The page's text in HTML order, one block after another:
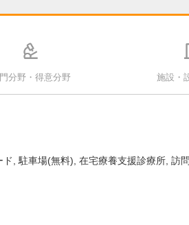
分野・得意分野 施設・
ド 駐車場(無料) 在宅療養支援診療所 訪